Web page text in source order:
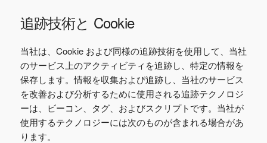
追跡技術と Cookie
当社は、Cookie および同様の追跡技術を使用して、当社
のサービス上のアクティビティを追跡し、特定の情報を
保存します。情報を収集および追跡し、当社のサービス
を改善および分析するために使用される追跡テクノロジ
ーは、ビーコン、タグ、およびスクリプトです。当社が
使用するテクノロジーには次のものが含まれる場合があ
ります。